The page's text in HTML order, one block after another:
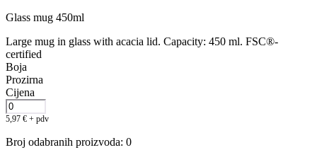
Glass mug 450ml
Large mug in glass with acacia lid. Capacity: 450 ml. FSC®-
certified
Boja
Prozirna
Cijena
5,97 € + pdv
Broj odabranih proizvoda: 0